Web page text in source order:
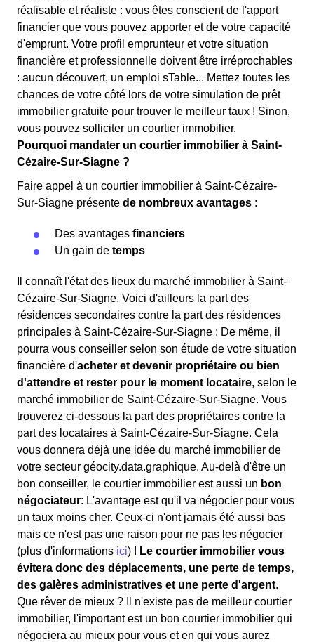
réalisable et réaliste : vous êtes conscient de l'apport
financier que vous pouvez apporter et de votre capacité
d'emprunt. Votre profil emprunteur et votre situation
financière et professionnelle doivent être irréprochables
: aucun découvert, un emploi sTable... Mettez toutes les
chances de votre côté lors de votre simulation de prêt
immobilier gratuite pour trouver le meilleur taux ! Sinon,
vous pouvez solliciter un courtier immobilier.
Pourquoi mandater un courtier immobilier à Saint-
Cézaire-Sur-Siagne ?
Faire appel à un courtier immobilier à Saint-Cézaire-
Sur-Siagne présente de nombreux avantages :
Des avantages financiers
Un gain de temps
Il connaît l'état des lieux du marché immobilier à Saint-
Cézaire-Sur-Siagne. Voici d'ailleurs la part des
résidences secondaires contre la part des résidences
principales à Saint-Cézaire-Sur-Siagne : De même, il
pourra vous conseiller selon son étude de votre situation
financière d'acheter et devenir propriétaire ou bien
d'attendre et rester pour le moment locataire, selon le
marché immobilier de Saint-Cézaire-Sur-Siagne. Vous
trouverez ci-dessous la part des propriétaires contre la
part des locataires à Saint-Cézaire-Sur-Siagne. Cela
vous donnera déjà une idée du marché immobilier de
votre secteur géocity.data.graphique. Au-delà d'être un
bon conseiller, le courtier immobilier est aussi un bon
négociateur: L'avantage est qu'il va négocier pour vous
un taux moins cher. Ceux-ci n'ont jamais été aussi bas
mais ce n'est pas une raison pour ne pas les négocier
(plus d'informations ici) ! Le courtier immobilier vous
évitera donc des déplacements, une perte de temps,
des galères administratives et une perte d'argent.
Que rêver de mieux ? Il n'existe pas de meilleur courtier
immobilier, l'important est un bon courtier immobilier qui
négociera au mieux pour vous et en qui vous aurez